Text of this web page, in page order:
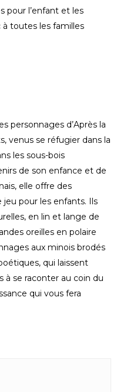
pour l’enfant et les
toutes les familles
personnages d’Après la
venus se réfugier dans la
les sous-bois
de son enfance et de
elle offre des
pour les enfants. Ils
en lin et lange de
oreilles en polaire
aux minois brodés
qui laissent
se raconter au coin du
qui vous fera